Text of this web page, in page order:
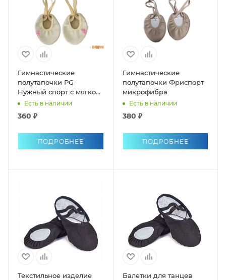
Гимнастические
полутапочки PG
Нужный спорт с мягкой
вставкой
Есть в наличии
360 ₽
ПОДРОБНЕЕ
Гимнастические
полутапочки Фриспорт
микрофибра
Есть в наличии
380 ₽
ПОДРОБНЕЕ
Текстильное изделие
Балетки для танцев